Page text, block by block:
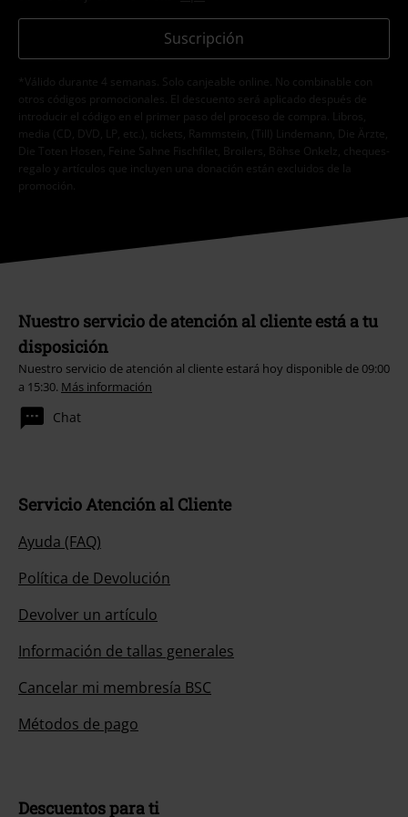
Suscripción
*Válido durante 4 semanas. Solo canjeable online. No combinable con
otros códigos promocionales. El descuento será aplicado después de
introducir el código en el primer paso del proceso de compra. Libros,
media (CD, DVD, LP, etc.), tickets, Rammstein, (Till) Lindemann, Die Ärzte,
Die Toten Hosen, Feine Sahne Fischfilet, Broilers, Böhse Onkelz, cheques-
regalo y artículos que incluyen una donación están excluidos de la
promoción.
Nuestro servicio de atención al cliente está a tu
disposición
Nuestro servicio de atención al cliente estará hoy disponible de 09:00
a 15:30. Más información
Chat
Servicio Atención al Cliente
Ayuda (FAQ)
Política de Devolución
Devolver un artículo
Información de tallas generales
Cancelar mi membresía BSC
Métodos de pago
Descuentos para ti